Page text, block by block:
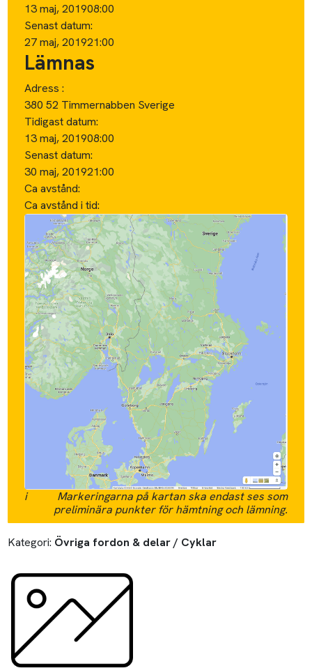
13 maj, 201908:00
Senast datum:
27 maj, 201921:00
Lämnas
Adress :
380 52 Timmernabben Sverige
Tidigast datum:
13 maj, 201908:00
Senast datum:
30 maj, 201921:00
Ca avstånd:
Ca avstånd i tid:
i
Markeringarna på kartan ska endast ses som
preliminära punkter för hämtning och lämning.
Kategori: Övriga fordon & delar / Cyklar